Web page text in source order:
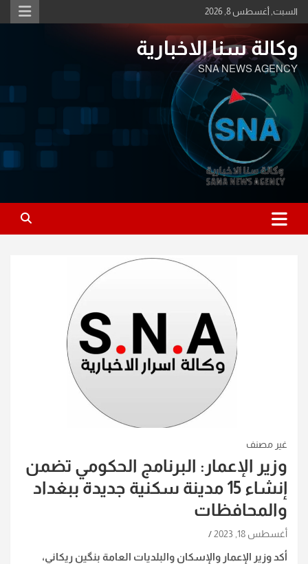
Skip
to
السبت, أغسطس 8, 2026
وكالة سنا الاخبارية
SNA NEWS AGENCY
غير مصنف
وزير الإعمار: البرنامج الحكومي تضمن
إنشاء 15 مدينة سكنية جديدة ببغداد
والمحافظات
أغسطس 18, 2023
أكد وزير الإعمار والإسكان والبلديات العامة بنگين ريكاني،